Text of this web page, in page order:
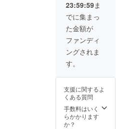
されま
す。 ※
商品開
封前に
は必ず
お届け
のリ
ターン
ラベル
や注意
書きを
ご確認
くださ
い。
個人差
によ
り、体
験時間
が異な
ること
を想定
なって
おりま
す。最
長２時
間。 ○
体験場
整いた
します
○体験時
間：
１〜２
時間
（説明
参加さ
れる方
の人数
や年齢
などの
個人差
してい
るとお
互いに
とって
良い個
展にな
るかと
で、ご
質問等
お気軽
にお問
合せく
ださ
日程は
メール
でのご
相談と
なりま
す ○ア
レル
は備考
記入く
ださい
その日
いらっ
しゃっ
てくだ
さるみ
なさま
が、帰
ふわふ
たやさ
しい気
持ちに
なれる
よう
23:59:59ま
でに集まっ
た金額が
ファンディ
ングされま
す。
支援に関するよ
くある質問
手数料はいく
らかかります
か？